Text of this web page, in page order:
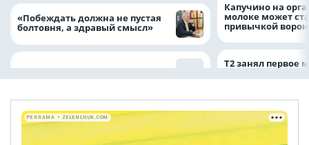
«Побеждать должна не пустая
болтовня, а здравый смысл»
Капучино на
молоке может
привычкой
Т2 занял первое
РЕКЛАМА • ZELENCHUK.COM